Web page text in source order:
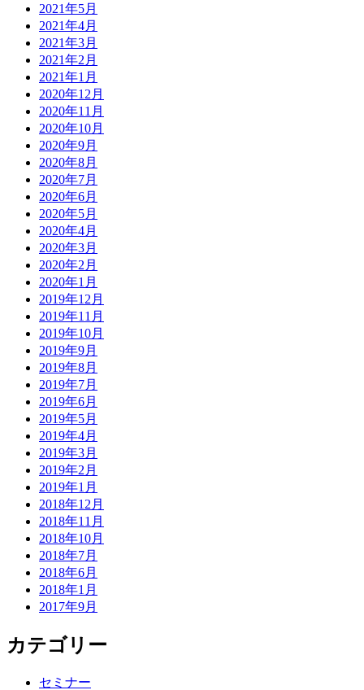
2021年5月
2021年4月
2021年3月
2021年2月
2021年1月
2020年12月
2020年11月
2020年10月
2020年9月
2020年8月
2020年7月
2020年6月
2020年5月
2020年4月
2020年3月
2020年2月
2020年1月
2019年12月
2019年11月
2019年10月
2019年9月
2019年8月
2019年7月
2019年6月
2019年5月
2019年4月
2019年3月
2019年2月
2019年1月
2018年12月
2018年11月
2018年10月
2018年7月
2018年6月
2018年1月
2017年9月
カテゴリー
セミナー